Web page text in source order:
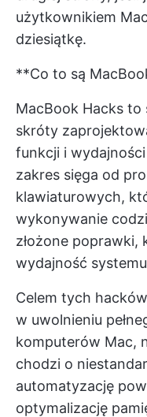
użytkownikiem
dziesiątkę.
**Co to są
MacBook Hacks
skróty
funkcji i
zakres sięga od
klawiaturowych,
wykonywanie
złożone poprawki,
wydajność
Celem tych
w uwolnieniu
komputerów Mac,
chodzi o
automatyzację
optymalizację